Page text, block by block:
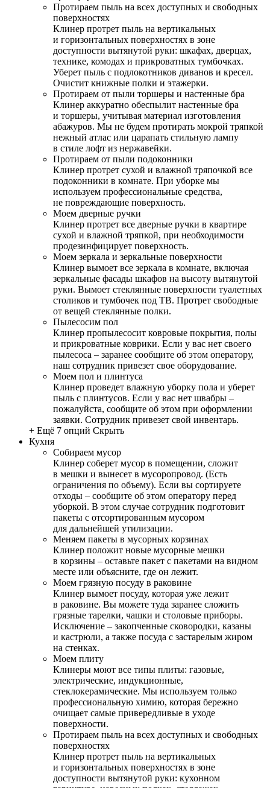
Протираем пыль на всех доступных и свободных
поверхностях
Клинер протрет пыль на вертикальных
и горизонтальных поверхностях в зоне
доступности вытянутой руки: шкафах, дверцах,
технике, комодах и прикроватных тумбочках.
Уберет пыль с подлокотников диванов и кресел.
Очистит книжные полки и этажерки.
Протираем от пыли торшеры и настенные бра
Клинер аккуратно обеспылит настенные бра
и торшеры, учитывая материал изготовления
абажуров. Мы не будем протирать мокрой тряпкой
нежный атлас или царапать стильную лампу
в стиле лофт из нержавейки.
Протираем от пыли подоконники
Клинер протрет сухой и влажной тряпочкой все
подоконники в комнате. При уборке мы
используем профессиональные средства,
не повреждающие поверхность.
Моем дверные ручки
Клинер протрет все дверные ручки в квартире
сухой и влажной тряпкой, при необходимости
продезинфицирует поверхность.
Моем зеркала и зеркальные поверхности
Клинер вымоет все зеркала в комнате, включая
зеркальные фасады шкафов на высоту вытянутой
руки. Вымоет стеклянные поверхности туалетных
столиков и тумбочек под ТВ. Протрет свободные
от вещей стеклянные полки.
Пылесосим пол
Клинер пропылесосит ковровые покрытия, полы
и прикроватные коврики. Если у вас нет своего
пылесоса – заранее сообщите об этом оператору,
наш сотрудник привезет свое оборудование.
Моем пол и плинтуса
Клинер проведет влажную уборку пола и уберет
пыль с плинтусов. Если у вас нет швабры –
пожалуйста, сообщите об этом при оформлении
заявки. Сотрудник привезет свой инвентарь.
+ Ещё 7 опций Скрыть
Кухня
Собираем мусор
Клинер соберет мусор в помещении, сложит
в мешки и вынесет в мусоропровод. (Есть
ограничения по объему). Если вы сортируете
отходы – сообщите об этом оператору перед
уборкой. В этом случае сотрудник подготовит
пакеты с отсортированным мусором
для дальнейшей утилизации.
Меняем пакеты в мусорных корзинах
Клинер положит новые мусорные мешки
в корзины – оставьте пакет с пакетами на видном
месте или объясните, где он лежит.
Моем грязную посуду в раковине
Клинер вымоет посуду, которая уже лежит
в раковине. Вы можете туда заранее сложить
грязные тарелки, чашки и столовые приборы.
Исключение – закопченные сковородки, казаны
и кастрюли, а также посуда с застарелым жиром
на стенках.
Моем плиту
Клинеры моют все типы плиты: газовые,
электрические, индукционные,
стеклокерамические. Мы используем только
профессиональную химию, которая бережно
очищает самые привередливые в уходе
поверхности.
Протираем пыль на всех доступных и свободных
поверхностях
Клинер протрет пыль на вертикальных
и горизонтальных поверхностях в зоне
доступности вытянутой руки: кухонном